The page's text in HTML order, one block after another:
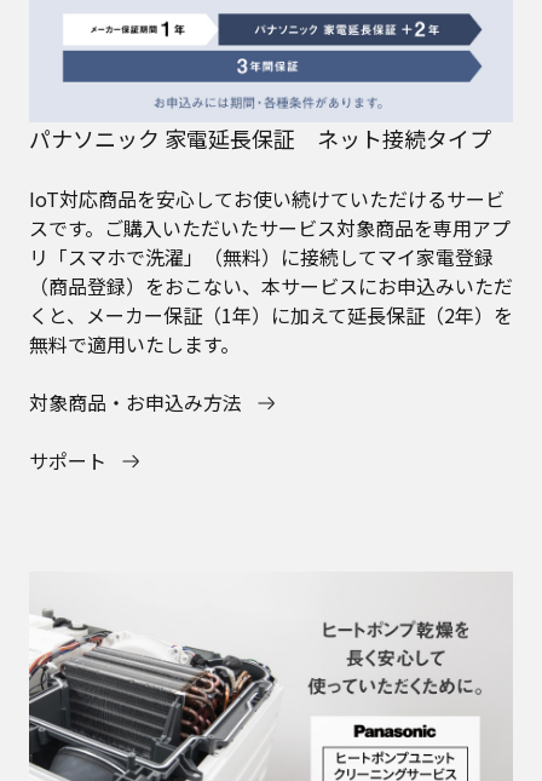
パナソニック 家電延長保証 ネット接続タイプ
IoT対応商品を安心してお使い続けていただけるサービ
スです。ご購入いただいたサービス対象商品を専用アプ
リ「スマホで洗濯」（無料）に接続してマイ家電登録
（商品登録）をおこない、本サービスにお申込みいただ
くと、メーカー保証（1年）に加えて延長保証（2年）を
無料で適用いたします。
対象商品・お申込み方法
サポート